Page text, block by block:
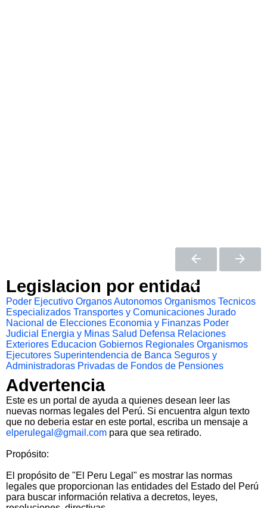
Legislacion por entidad
Poder Ejecutivo Organos Autonomos Organismos Tecnicos
Especializados Transportes y Comunicaciones Jurado
Nacional de Elecciones Economia y Finanzas Poder
Judicial
Energia y Minas Salud Defensa Relaciones
Exteriores Educacion Gobiernos Regionales Organismos
Ejecutores Superintendencia de Banca Seguros y
Administradoras Privadas de Fondos de Pensiones
Advertencia
Este es un portal de ayuda a quienes desean leer las
nuevas normas legales del Perú. Si encuentra algun texto
que no deberia estar en este portal, escriba un mensaje a
elperulegal@gmail.com para que sea retirado.
Propósito:
El propósito de "El Peru Legal" es mostrar las normas
legales que proporcionan las entidades del Estado del Perú
para buscar información relativa a decretos, leyes,